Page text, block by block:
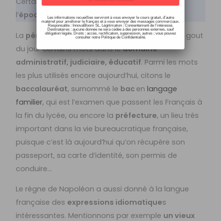
l’époque de Napoléon.
La période napoléoniennea créé ou remis au gout
du jour certains mots dans ledomaine
administratif, judiciaire, éducatif. Parmi les mots
les plus utilisés encore aujourd’hui, citons le
baccalauréat, surnommé le bac enlangage
familier, qui est l’examen que passent les Français à
la fin du lycée, ou encore la préfecture, un lieu très
important dans la vie bureaucratique française,
puisque c’est là aujourd’hui qu’on récupère son
passeport, sa carte d’identité, son permis de
conduire…
Le règne de Napoléon a aussi donné à la langue
française des expressions idiomatiques
intéressantes. Mentionnons par exemple un vieux
Les informations recueillies serviront à vous envoyer le cours gratuit, d’autre
matériel pour améliorer le français et à vous envoyer des messages commerciaux.
Responsable : InnovaBloom SL. Légitimation : Consentement de l’intéressé.
Destinataires : aucune donnée ne sera cédée à des personnes externes, sauf
obligation légale. Droits : accès, rectification, suppression, autres ; vous pouvez
consulter notre Politique de Confidentialité.